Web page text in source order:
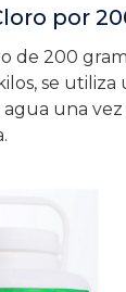
por
de 200
se utiliza
una vez